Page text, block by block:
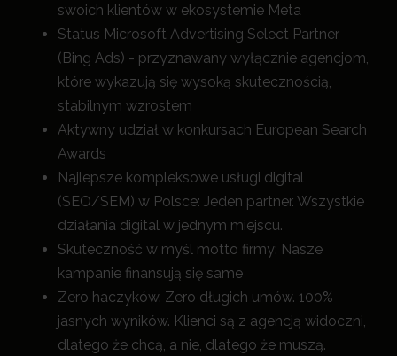
swoich klientów w ekosystemie Meta
Status Microsoft Advertising Select Partner
(Bing Ads) - przyznawany wyłącznie agencjom,
które wykazują się wysoką skutecznością,
stabilnym wzrostem
Aktywny udział w konkursach European Search
Awards
Najlepsze kompleksowe usługi digital
(SEO/SEM) w Polsce: Jeden partner. Wszystkie
działania digital w jednym miejscu.
Skuteczność w myśl motto firmy: Nasze
kampanie finansują się same
Zero haczyków. Zero długich umów. 100%
jasnych wyników. Klienci są z agencją widoczni,
dlatego że chcą, a nie, dlatego że muszą.